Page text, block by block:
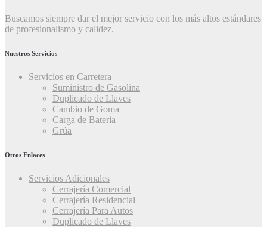
Buscamos siempre dar el mejor servicio con los más altos estándares
de profesionalismo y calidez.
Nuestros Servicios
Servicios en Carretera
Suministro de Gasolina
Duplicado de Llaves
Cambio de Goma
Carga de Bateria
Grúa
Otros Enlaces
Servicios Adicionales
Cerrajería Comercial
Cerrajería Residencial
Cerrajería Para Autos
Duplicado de Llaves